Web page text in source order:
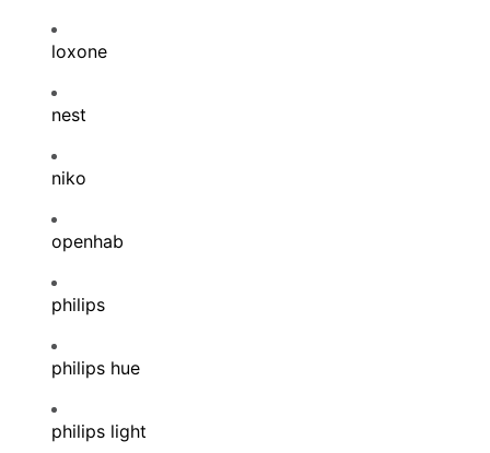
loxone
nest
niko
openhab
philips
philips hue
philips light